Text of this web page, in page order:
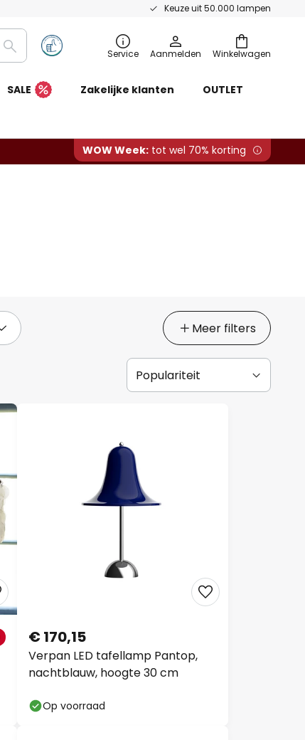
Keuze uit 50.000 lampen
Winkelwagen
Zoeken Service Aanmelden
SALE Zakelijke klanten OUTLET
WOW Week: tot wel 70% korting
Meer filters
Verpan LED tafellamp Pantop,
nachtblauw, hoogte 30 cm
€ 170,15
Op voorraad